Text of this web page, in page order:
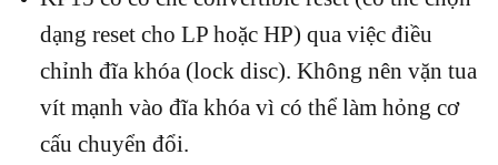
dạng reset cho LP hoặc HP) qua việc điều
chỉnh đĩa khóa (lock disc). Không nên vặn tua
vít mạnh vào đĩa khóa vì có thể làm hỏng cơ
cấu chuyển đổi.